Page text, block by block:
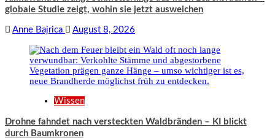
globale Studie zeigt, wohin sie jetzt ausweichen
Anne Bajrica August 8, 2026
Wissen
Drohne fahndet nach versteckten Waldbränden – KI blickt
durch Baumkronen